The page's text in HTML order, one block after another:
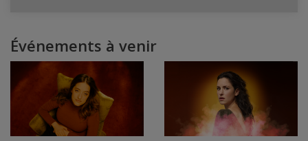
Événements à venir